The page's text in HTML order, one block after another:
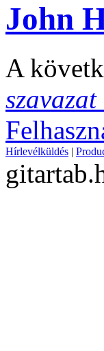
John
A
szavazat
Hírlevélküldés |